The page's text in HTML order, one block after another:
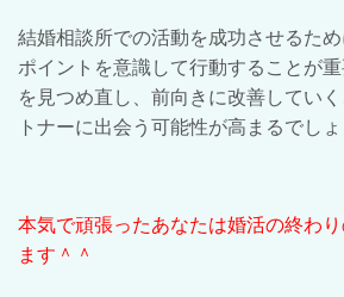
結婚相談所での活動を成功させるた
ポイントを意識して行動することが
を見つめ直し、前向きに改善してい
トナーに出会う可能性が高まるでしょ
本気で頑張ったあなたは婚活の終わ
ます＾＾